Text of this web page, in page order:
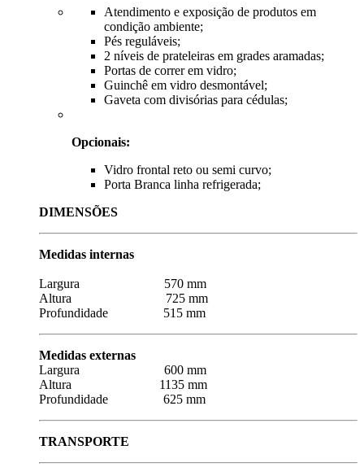
Atendimento e exposição de produtos em
condição ambiente;
Pés reguláveis;
2 níveis de prateleiras em grades aramadas;
Portas de correr em vidro;
Guinchê em vidro desmontável;
Gaveta com divisórias para cédulas;
Opcionais:
Vidro frontal reto ou semi curvo;
Porta Branca linha refrigerada;
DIMENSÕES
Medidas internas
Largura 570 mm
Altura 725 mm
Profundidade 515 mm
Medidas externas
Largura 600 mm
Altura 1135 mm
Profundidade 625 mm
TRANSPORTE